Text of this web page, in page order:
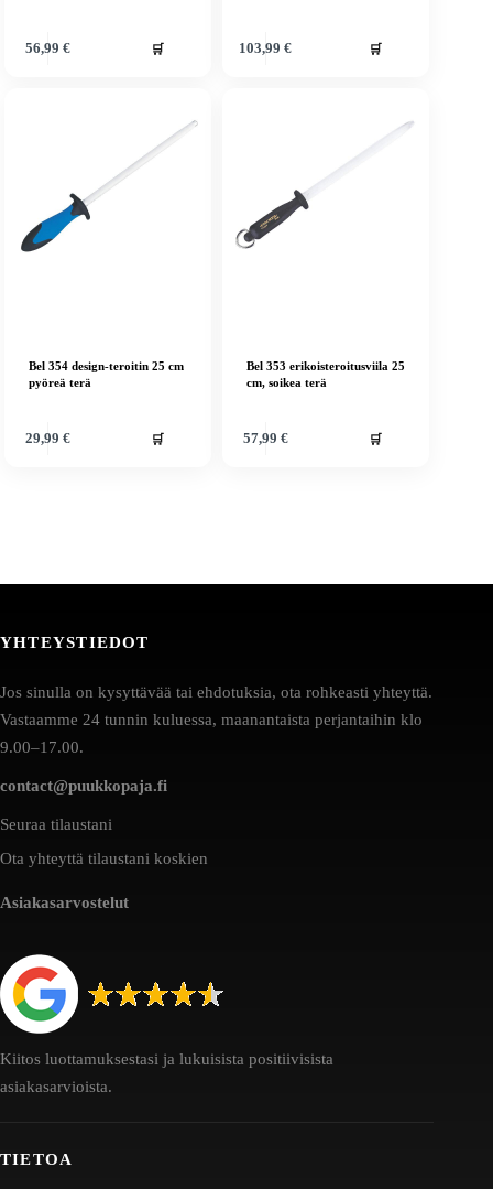
56,99 € 🛒 103,99€ 🛒
Bel 354 design-teroitin 25 cm
pyöreä terä
29,99 € 🛒
Bel 353 erikoisteroitusviila 25
cm, soikea terä
57,99 € 🛒
YHTEYSTIEDOT
Jos sinulla on kysyttävää tai ehdotuksia, ota rohkeasti yhteyttä.
Vastaamme 24 tunnin kuluessa, maanantaista perjantaihin klo
9.00–17.00.
contact@puukkopaja.fi
Seuraa tilaustani
Ota yhteyttä tilaustani koskien
Asiakasarvostelut
Kiitos luottamuksestasi ja lukuisista positiivisista
asiakasarvioista.
TIETOA